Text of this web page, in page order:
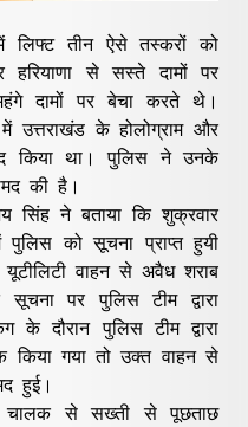
लिफ्ट तीन ऐसे तस्करों को
हरियाणा से सस्ते दामों पर
दामों पर बेचा करते थे।
में उत्तराखंड के होलोग्राम और
किया था। पुलिस ने उनके
की है।
सिंह ने बताया कि शुक्रवार
पुलिस को सूचना प्राप्त हुयी
वाहन से अवैध शराब
पर पुलिस टीम द्वारा
के दौरान पुलिस टीम द्वारा
किया गया तो उक्त वाहन से
हुई।
चालक से सख्ती से पूछताछ